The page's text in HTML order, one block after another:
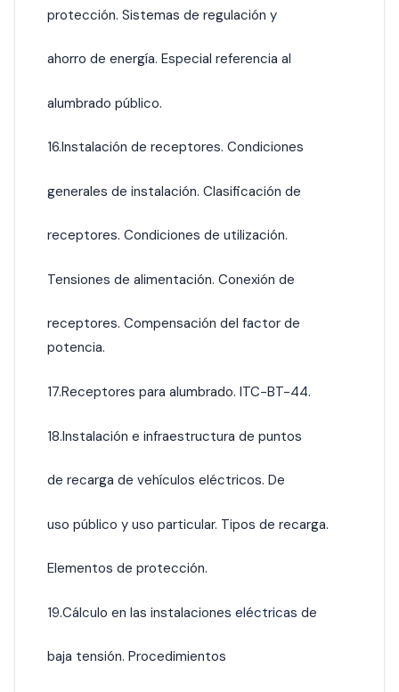
protección. Sistemas de regulación y
ahorro de energía. Especial referencia al
alumbrado público.
16.Instalación de receptores. Condiciones
generales de instalación. Clasificación de
receptores. Condiciones de utilización.
Tensiones de alimentación. Conexión de
receptores. Compensación del factor de
potencia.
17.Receptores para alumbrado. ITC-BT-44.
18.Instalación e infraestructura de puntos
de recarga de vehículos eléctricos. De
uso público y uso particular. Tipos de recarga.
Elementos de protección.
19.Cálculo en las instalaciones eléctricas de
baja tensión. Procedimientos